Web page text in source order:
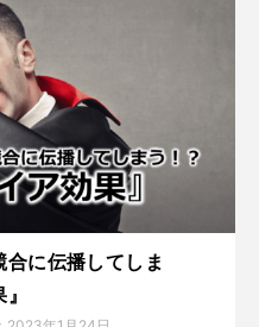
に伝播してしま